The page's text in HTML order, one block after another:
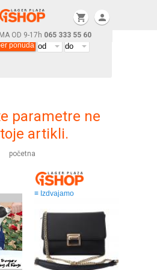
OD 9-17h 065 333 55 60
shopping_cart person
ponuda
parametre ne
artikli.
početna